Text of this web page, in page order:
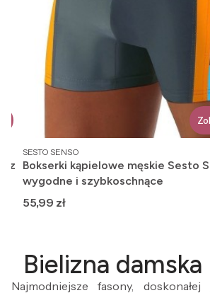
z
PRODUCENT
SESTO SENSO
Bokserki kąpielowe męskie Sesto
wygodne i szybkoschnące
Cena
55,99 zł
Bielizna damska
Najmodniejsze fasony, doskonałej